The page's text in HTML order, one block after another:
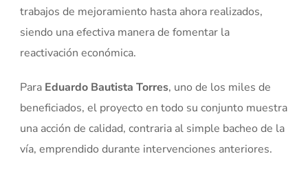
trabajos de mejoramiento hasta ahora realizados,
siendo una efectiva manera de fomentar la
reactivación económica.
Para Eduardo Bautista Torres, uno de los miles de
beneficiados, el proyecto en todo su conjunto muestra
una acción de calidad, contraria al simple bacheo de la
vía, emprendido durante intervenciones anteriores.